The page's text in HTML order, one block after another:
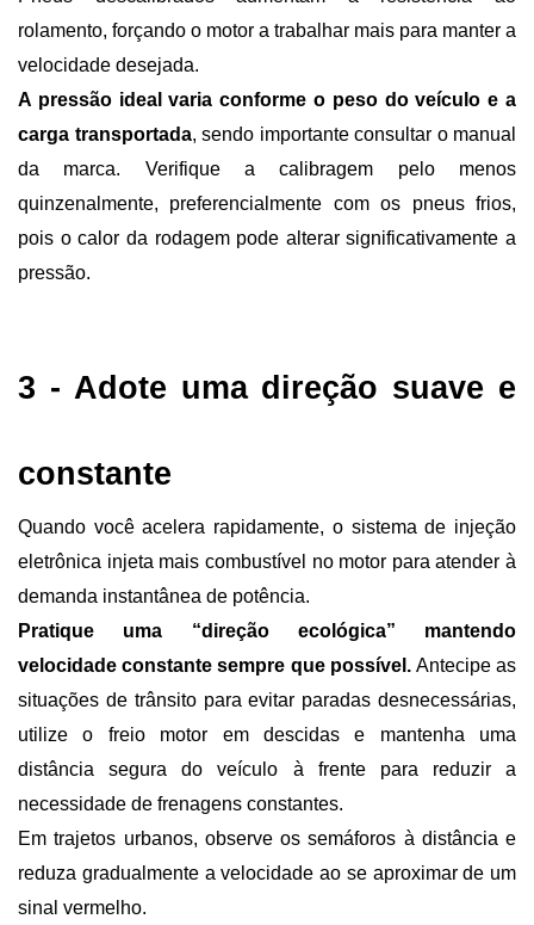
rolamento, forçando o motor a trabalhar mais para manter a
velocidade desejada.
A pressão ideal varia conforme o peso do veículo e a
carga transportada, sendo importante consultar o manual
da marca. Verifique a calibragem pelo menos
quinzenalmente, preferencialmente com os pneus frios,
pois o calor da rodagem pode alterar significativamente a
pressão.
3 - Adote uma direção suave e
constante
Quando você acelera rapidamente, o sistema de injeção
eletrônica injeta mais combustível no motor para atender à
demanda instantânea de potência.
Pratique uma “direção ecológica” mantendo
velocidade constante sempre que possível. Antecipe as
situações de trânsito para evitar paradas desnecessárias,
utilize o freio motor em descidas e mantenha uma
distância segura do veículo à frente para reduzir a
necessidade de frenagens constantes.
Em trajetos urbanos, observe os semáforos à distância e
reduza gradualmente a velocidade ao se aproximar de um
sinal vermelho.